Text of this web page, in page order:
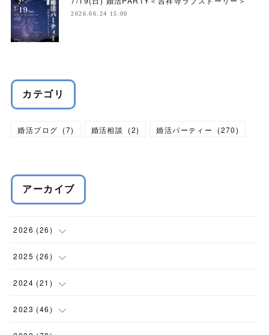
2026.06.24 15:00
カテゴリ
婚活ブログ (7) 婚活相談 (2) 婚活パーティー (270)
アーカイブ
2026 (26)
(1)
(1 )
(4)
(4 )
2025 (26)
(2 )
(6)
(3)
2024 (21 )
(3)
2023 (46)